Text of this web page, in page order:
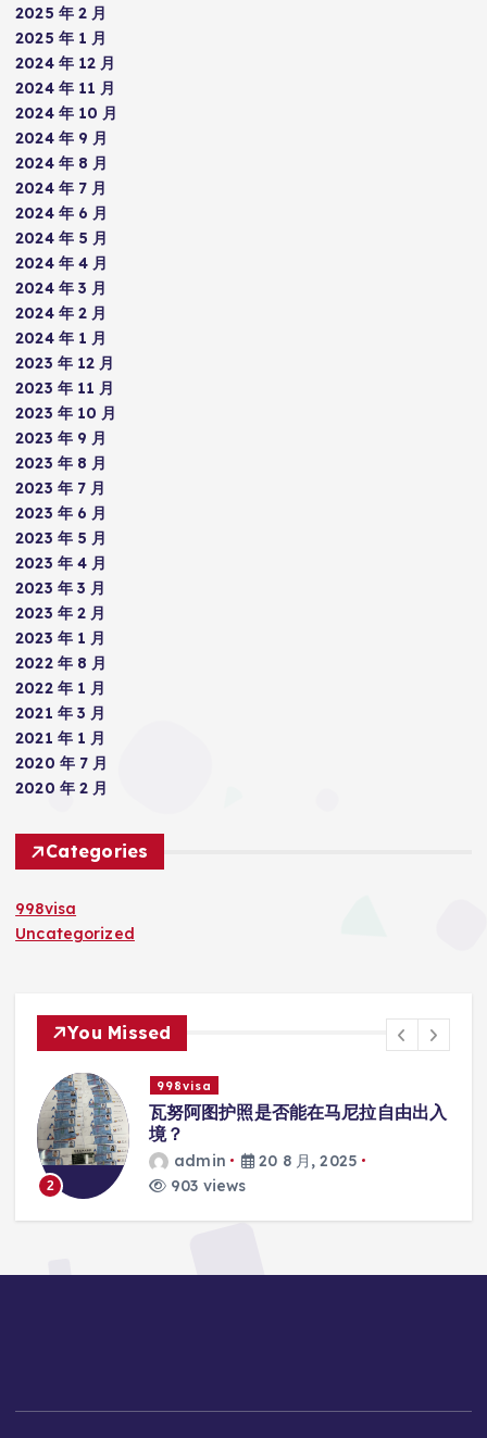
2025 年 2 月
2025 年 1 月
2024 年 12 月
2024 年 11 月
2024 年 10 月
2024 年 9 月
2024 年 8 月
2024 年 7 月
2024 年 6 月
2024 年 5 月
2024 年 4 月
2024 年 3 月
2024 年 2 月
2024 年 1 月
2023 年 12 月
2023 年 11 月
2023 年 10 月
2023 年 9 月
2023 年 8 月
2023 年 7 月
2023 年 6 月
2023 年 5 月
2023 年 4 月
2023 年 3 月
2023 年 2 月
2023 年 1 月
2022 年 8 月
2022 年 1 月
2021 年 3 月
2021 年 1 月
2020 年 7 月
2020 年 2 月
Categories
998visa
Uncategorized
You Missed
2
998visa
瓦努阿图护照是否能在马尼拉自由出入
境？
admin
20 8 月, 2025
903 views